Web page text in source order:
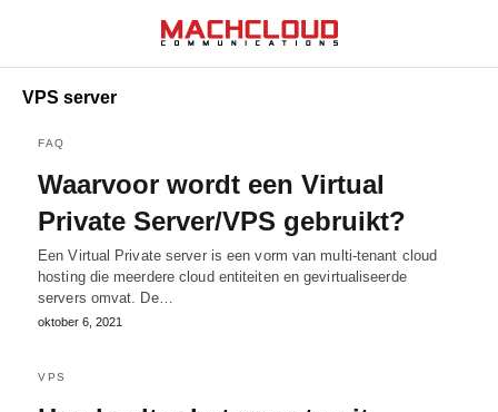
VPS server
FAQ
Waarvoor wordt een Virtual
Private Server/VPS gebruikt?
Een Virtual Private server is een vorm van multi-tenant cloud
hosting die meerdere cloud entiteiten en gevirtualiseerde
servers omvat. De…
oktober 6, 2021
VPS